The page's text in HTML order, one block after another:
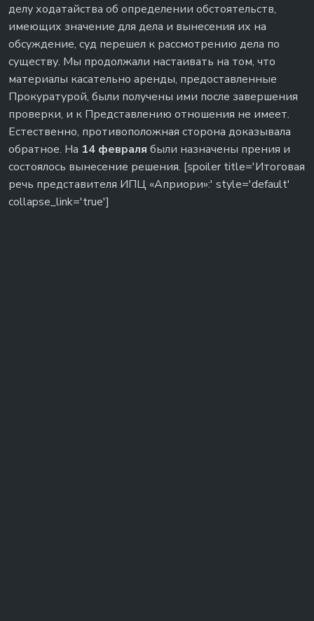
делу ходатайства об определении обстоятельств,
имеющих значение для дела и вынесения их на
обсуждение, суд перешел к рассмотрению дела по
существу. Мы продолжали настаивать на том, что
материалы касательно аренды, предоставленные
Прокуратурой, были получены ими после завершения
проверки, и к Представлению отношения не имеет.
Естественно, противоположная сторона доказывала
обратное. На 14 февраля были назначены прения и
состоялось вынесение решения. [spoiler title='Итоговая
речь представителя ИПЦ «Априори»:' style='default'
collapse_link='true']